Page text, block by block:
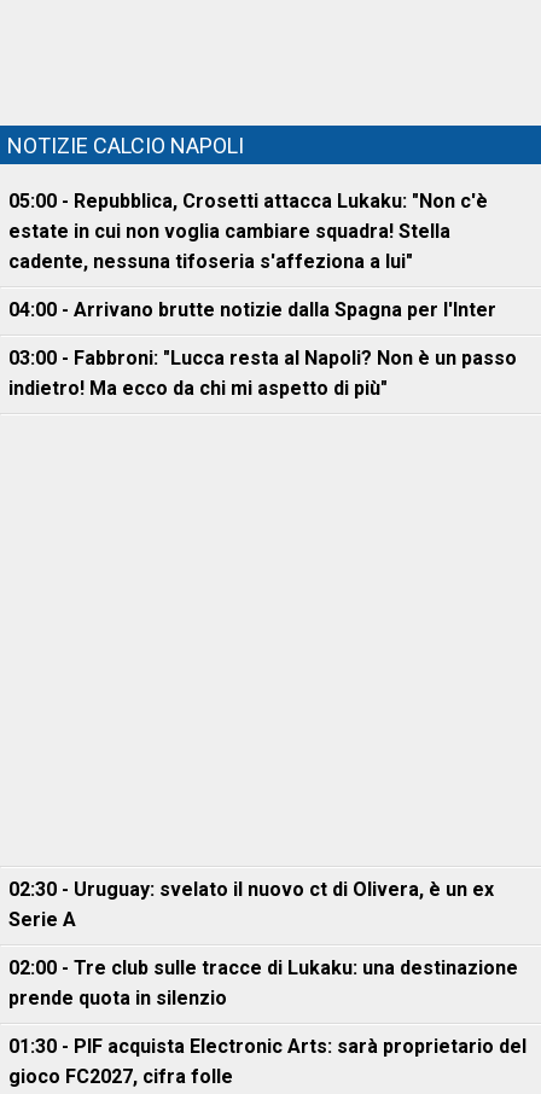
NOTIZIE CALCIO NAPOLI
05:00 - Repubblica, Crosetti attacca Lukaku: "Non c'è
estate in cui non voglia cambiare squadra! Stella
cadente, nessuna tifoseria s'affeziona a lui"
04:00 - Arrivano brutte notizie dalla Spagna per l'Inter
03:00 - Fabbroni: "Lucca resta al Napoli? Non è un passo
indietro! Ma ecco da chi mi aspetto di più"
02:30 - Uruguay: svelato il nuovo ct di Olivera, è un ex
Serie A
02:00 - Tre club sulle tracce di Lukaku: una destinazione
prende quota in silenzio
01:30 - PIF acquista Electronic Arts: sarà proprietario del
gioco FC2027, cifra folle